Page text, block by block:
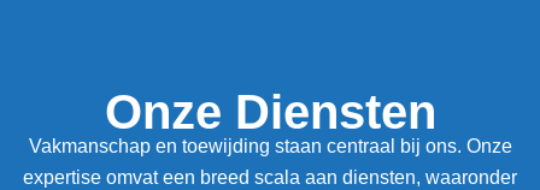
Onze Diensten
Vakmanschap en toewijding staan centraal bij ons. Onze
expertise omvat een breed scala aan diensten, waaronder